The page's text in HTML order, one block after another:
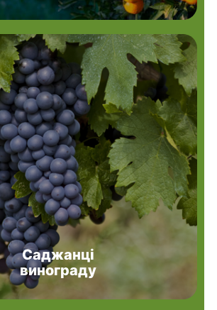
Саджанці
винограду